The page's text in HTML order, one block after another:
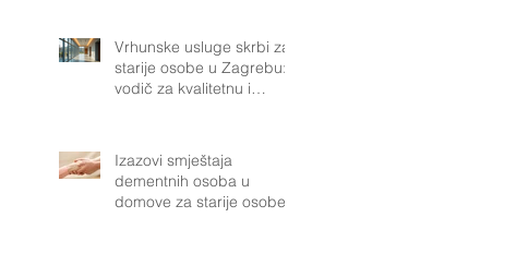
Vrhunske usluge skrbi za
starije osobe u Zagrebu:
vodič za kvalitetnu i
Izazovi smještaja
dementnih osoba u
domove za starije osobe